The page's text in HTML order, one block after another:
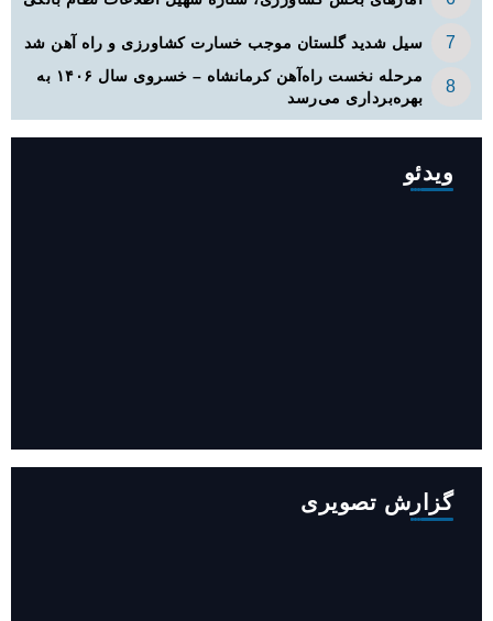
سیل شدید گلستان موجب خسارت کشاورزی و راه آهن شد
مرحله نخست راه‌آهن کرمانشاه – خسروی سال ۱۴۰۶ به
بهره‌برداری می‌رسد
ویدئو
گزارش تصویری